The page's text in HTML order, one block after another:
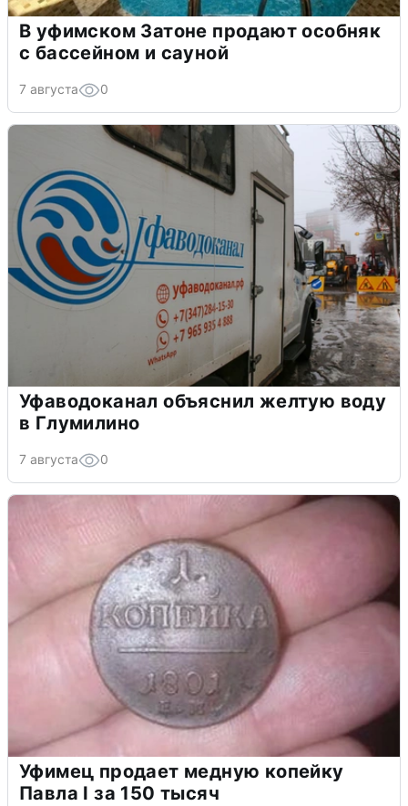
В уфимском Затоне продают особняк
с бассейном и сауной
7 августа 0
Уфаводоканал объяснил желтую воду
в Глумилино
7 августа 0
Уфимец продает медную копейку
Павла I за 150 тысяч